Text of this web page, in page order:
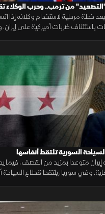
من ترمب.. وحرب الوكلاء
يعد خطة مرحلية لاستخدام وكلائه إذا
باستئناف ضربات أميركية على
السورية تلتقط أنفاسها
إيران متوعدا بمزيد من القصف،
وفي سوريا، يلتقط قطاع